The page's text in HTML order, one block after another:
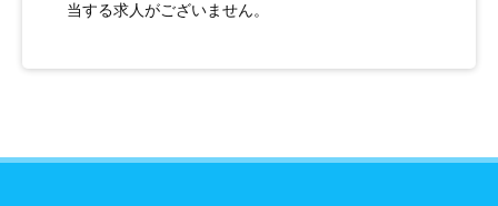
当する求人がございません。